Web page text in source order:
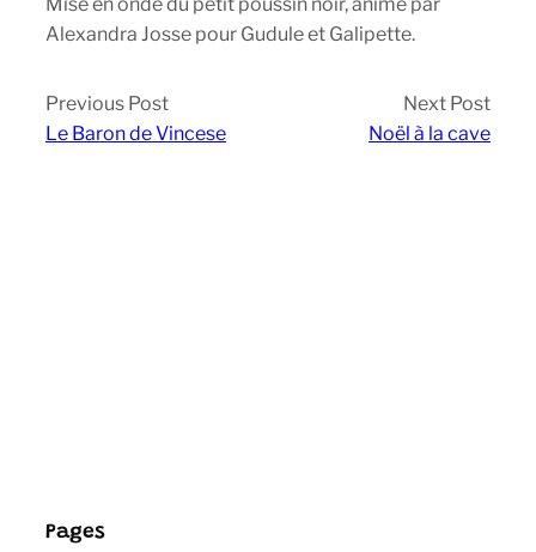
Mise en onde du petit poussin noir, animé par
Alexandra Josse pour Gudule et Galipette.
Previous Post
Le Baron de Vincese
Next Post
Noël à la cave
Pages